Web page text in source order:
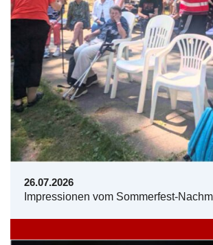
26.07.2026
Impressionen vom Sommerfest-